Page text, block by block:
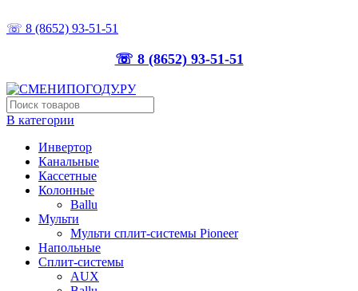
☏ 8 (8652) 93-51-51
☏ 8 (8652) 93-51-51
В категории
Инвертор
Канальные
Кассетные
Колонные
Ballu
Мульти
Мульти сплит-системы Pioneer
Напольные
Сплит-системы
AUX